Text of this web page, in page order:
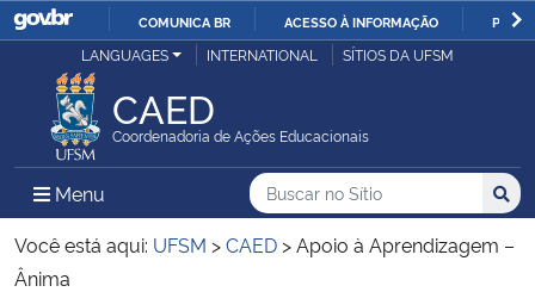
IR
COMUNICA BR ACESSO À INFORMAÇÃO
Ministério da Justiça e Segurança Pública
Ministério da Defesa
Ministério das Relações Exteriores
LANGUAGES INTERNATIONAL SÍTIOS DA UFSM
CAED
Coordenadoria de Ações Educacionais
Menu Menu Principal do Sítio
Busca
Buscar no no Sítio
Busca:
Você está aqui: UFSM >CAED >Apoio à Aprendizagem –
Ânima